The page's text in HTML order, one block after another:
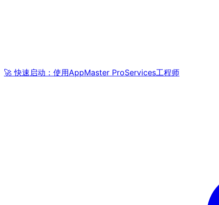
🚀 快速启动：使用AppMaster ProServices工程师